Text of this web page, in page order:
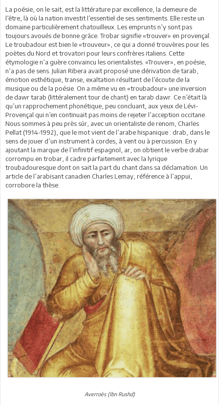
La poésie, on le sait, est la littérature par excellence, la demeure de
l’être, là où la nation investit l’essentiel de ses sentiments. Elle reste un
domaine particulièrement chatouilleux. Les emprunts n’y sont pas
toujours avoués de bonne grâce. Trobar signifie «trouver» en provençal.
Le troubadour est bien le «trouveur», ce qui a donné trouvères pour les
poètes du Nord et trovatori pour leurs confrères italiens. Cette
étymologie n’a guère convaincu les orientalistes. «Trouver», en poésie,
n’a pas de sens. Julian Ribera avait proposé une dérivation de tarab,
émotion esthétique, transe, exaltation résultant de l’écoute de la
musique ou de la poésie. On a même vu en «troubadour» une inversion
de dawr tarab (littéralement tour de chant) en tarab dawr. Ce n’était là
qu’un rapprochement phonétique, peu concluant, aux yeux de Lévi-
Provençal qui n’en continuait pas moins de rejeter l’acception occitane.
Nous sommes à peu près sûr, avec un orientaliste de renom, Charles
Pellat (1914-1992), que le mot vient de l’arabe hispanique : drab, dans le
sens de jouer d’un instrument à cordes, à vent ou à percussion. En y
ajoutant la marque de l’infinitif espagnol, ar, on obtient le verbe drabar
corrompu en trobar, il cadre parfaitement avec la lyrique
troubadouresque dont on sait la part du chant dans sa déclamation. Un
article de l’arabisant canadien Charles Lemay, référence à l’appui,
corrobore la thèse.
Averroès (Ibn Rushd)